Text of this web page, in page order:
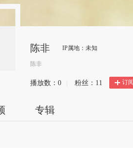
陈非 IP属地：未知
陈非
播放数： 0 粉丝： 11 订
专辑